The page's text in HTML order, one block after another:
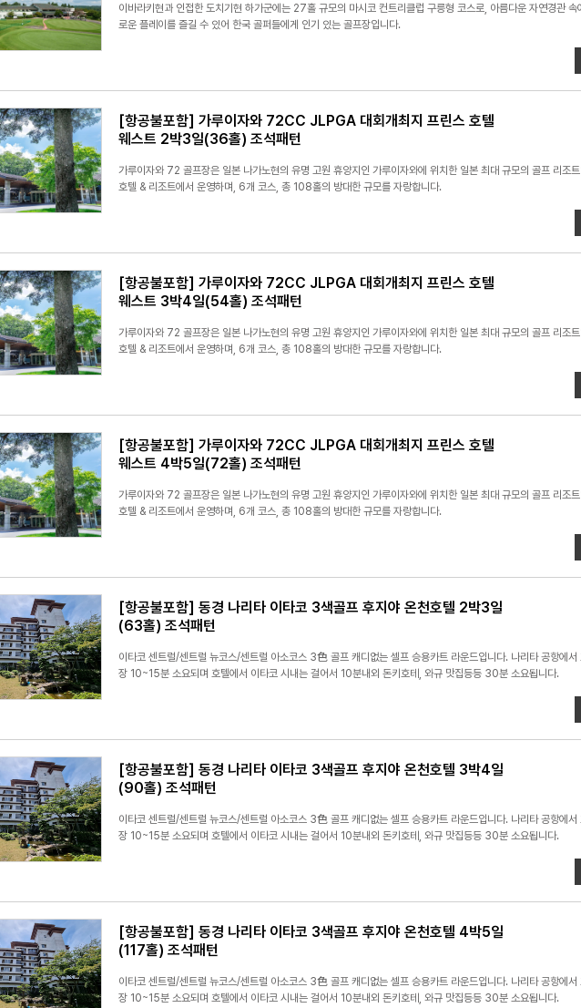
이바라키현과 인접한 도치기현 하가군에는 27홀 규모의 마시코 컨트리클럽 구릉형 코스로, 아름다운 자연경관 속
로운 플레이를 즐길 수 있어 한국 골퍼들에게 인기 있는 골프장입니다.
[항공불포함] 가루이자와 72CC JLPGA 대회개최지 프린스 호텔
웨스트 2박3일(36홀) 조석패턴
가루이자와 72 골프장은 일본 나가노현의 유명 고원 휴양지인 가루이자와에 위치한 일본 최대 규모의 골프 리조
호텔 & 리조트에서 운영하며, 6개 코스, 총 108홀의 방대한 규모를 자랑합니다.
[항공불포함] 가루이자와 72CC JLPGA 대회개최지 프린스 호텔
웨스트 3박4일(54홀) 조석패턴
가루이자와 72 골프장은 일본 나가노현의 유명 고원 휴양지인 가루이자와에 위치한 일본 최대 규모의 골프 리조
호텔 & 리조트에서 운영하며, 6개 코스, 총 108홀의 방대한 규모를 자랑합니다.
[항공불포함] 가루이자와 72CC JLPGA 대회개최지 프린스 호텔
웨스트 4박5일(72홀) 조석패턴
가루이자와 72 골프장은 일본 나가노현의 유명 고원 휴양지인 가루이자와에 위치한 일본 최대 규모의 골프 리조
호텔 & 리조트에서 운영하며, 6개 코스, 총 108홀의 방대한 규모를 자랑합니다.
[항공불포함] 동경 나리타 이타코 3색골프 후지야 온천호텔 2박3일
(63홀) 조석패턴
이타코 센트럴/센트럴 뉴코스/센트럴 아소코스 3色 골프 캐디없는 셀프 승용카트 라운드입니다. 나리타 공항에
장 10~15분 소요되며 호텔에서 이타코 시내는 걸어서 10분내외 돈키호테, 와규 맛집등등 30분 소요됩니다.
[항공불포함] 동경 나리타 이타코 3색골프 후지야 온천호텔 3박4일
(90홀) 조석패턴
이타코 센트럴/센트럴 뉴코스/센트럴 아소코스 3色 골프 캐디없는 셀프 승용카트 라운드입니다. 나리타 공항에
장 10~15분 소요되며 호텔에서 이타코 시내는 걸어서 10분내외 돈키호테, 와규 맛집등등 30분 소요됩니다.
[항공불포함] 동경 나리타 이타코 3색골프 후지야 온천호텔 4박5일
(117홀) 조석패턴
이타코 센트럴/센트럴 뉴코스/센트럴 아소코스 3色 골프 캐디없는 셀프 승용카트 라운드입니다. 나리타 공항에
장 10~15분 소요되며 호텔에서 이타코 시내는 걸어서 10분내외 돈키호테, 와규 맛집등등 30분 소요됩니다.